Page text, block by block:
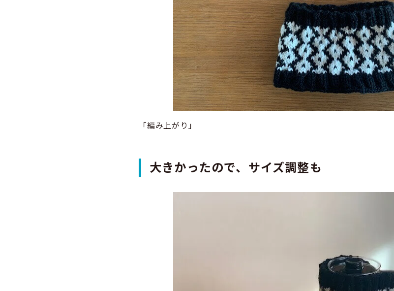
「編み上がり」
大きかったので、サイズ調整も